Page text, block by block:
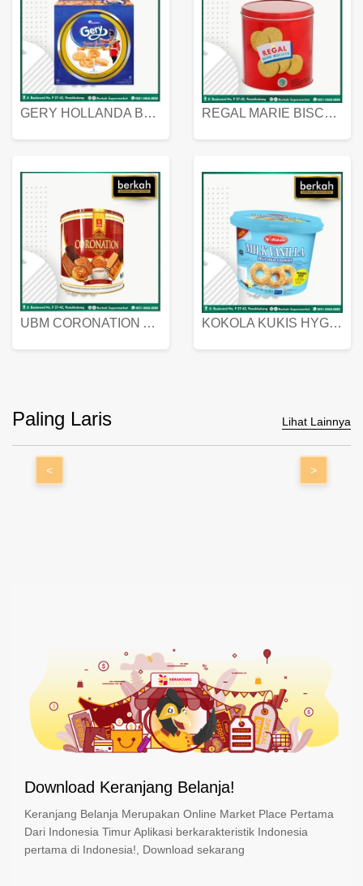
GERY HOLLANDA BUTTER COOKIES 450 GRAM REGAL MARIE BISCUIT KALENG 550 GRAM
UBM CORONATION ASSORTED BISKUIT KALENG 450 GRAM KOKOLA KUKIS HYGIENIC MILK VANILLA PACK 320 GR
Paling Laris Lihat Lainnya
< >
Download Keranjang Belanja!
Keranjang Belanja Merupakan Online Market Place Pertama
Dari Indonesia Timur Aplikasi berkarakteristik Indonesia
pertama di Indonesia!, Download sekarang